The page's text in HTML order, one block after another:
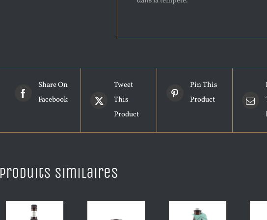
Share On
Facebook
Tweet
This
Product
Pin This
Product
Produits similaires